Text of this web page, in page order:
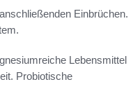
Einbrüchen.
Lebensmittel
Probiotische